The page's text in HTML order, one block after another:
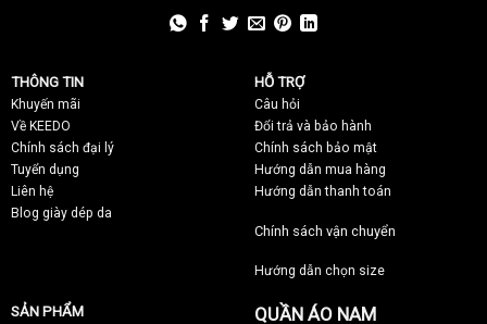
THÔNG TIN
Khuyến mãi
Về KEEDO
Chính sách đại lý
Tuyển dụng
Liên hệ
Blog giày dép da
HỖ TRỢ
Câu hỏi
Đổi trả và bảo hành
Chính sách bảo mật
Hướng dẫn mua hàng
Hướng dẫn thanh toán
Chính sách vận chuyển
Hướng dẫn chọn size
SẢN PHẨM QUẦN ÁO NAM